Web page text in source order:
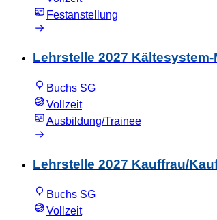
Festanstellung
Lehrstelle 2027 Kältesystem-
Buchs SG
Vollzeit
Ausbildung/Trainee
Lehrstelle 2027 Kauffrau/
Buchs SG
Vollzeit